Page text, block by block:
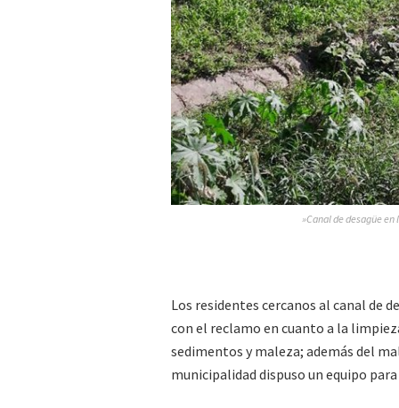
»Canal de desagüe en
Los residentes cercanos al canal de
con el reclamo en cuanto a la
sedimentos y maleza; además del
municipalidad dispuso un equipo